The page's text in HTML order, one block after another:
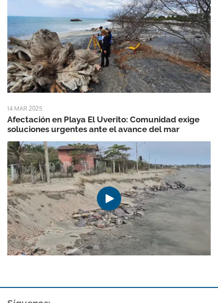
14 MAR 2025
Afectación en Playa El Uverito: Comunidad exige
soluciones urgentes ante el avance del mar